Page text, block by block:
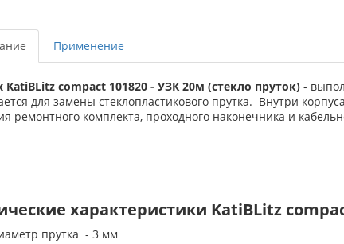
Применение
KatiBLitz compact 101820 - УЗК 20м (стекло пруток) -
для замены стеклопластикового прутка. Внутри
ремонтного комплекта, проходного наконечника и
характеристики KatiBLitz
прутка - 3 мм